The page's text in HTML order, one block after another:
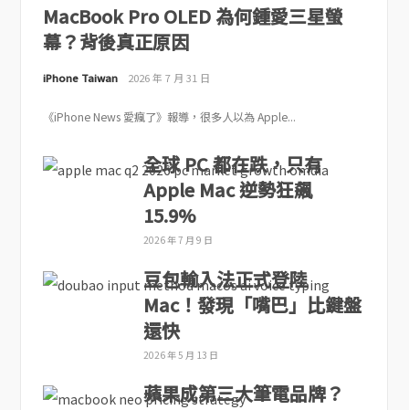
MacBook Pro OLED 為何鍾愛三星螢
幕？背後真正原因
iPhone Taiwan 2026 年 7 月 31 日
《iPhone News 愛瘋了》報導，很多人以為 Apple...
全球 PC 都在跌，只有
Apple Mac 逆勢狂飆
15.9%
2026 年 7 月 9 日
豆包輸入法正式登陸
Mac！發現「嘴巴」比鍵盤
還快
2026 年 5 月 13 日
蘋果成第三大筆電品牌？